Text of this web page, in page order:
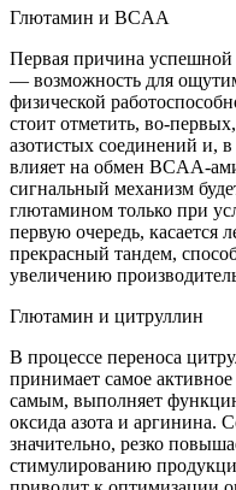
Глютамин и BCAA
Первая причина
— возможность для
физической
стоит отметить, во-
азотистых соединений и,
влияет на обмен BCAA-
сигнальный механизм
глютамином только при
первую очередь,
прекрасный тандем,
увеличению
Глютамин и цитруллин
В процессе переноса
принимает самое
самым, выполняет
оксида азота и аргинина.
значительно, резко
стимулированию